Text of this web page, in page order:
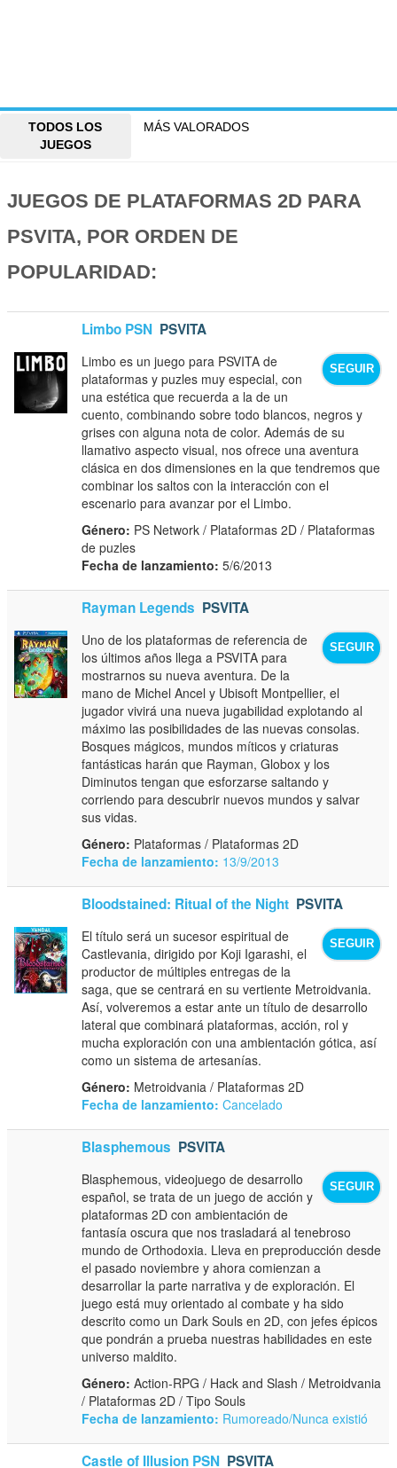
TODOS LOS
JUEGOS
MÁS VALORADOS
JUEGOS DE PLATAFORMAS 2D PARA
PSVITA, POR ORDEN DE
POPULARIDAD:
Limbo PSN PSVITA
SEGUIR
Limbo es un juego para PSVITA de
plataformas y puzles muy especial, con
una estética que recuerda a la de un
cuento, combinando sobre todo blancos, negros y
grises con alguna nota de color. Además de su
llamativo aspecto visual, nos ofrece una aventura
clásica en dos dimensiones en la que tendremos que
combinar los saltos con la interacción con el
escenario para avanzar por el Limbo.
Género: PS Network / Plataformas 2D / Plataformas
de puzles
Fecha de lanzamiento: 5/6/2013
Rayman Legends PSVITA
SEGUIR
Uno de los plataformas de referencia de
los últimos años llega a PSVITA para
mostrarnos su nueva aventura. De la
mano de Michel Ancel y Ubisoft Montpellier, el
jugador vivirá una nueva jugabilidad explotando al
máximo las posibilidades de las nuevas consolas.
Bosques mágicos, mundos míticos y criaturas
fantásticas harán que Rayman, Globox y los
Diminutos tengan que esforzarse saltando y
corriendo para descubrir nuevos mundos y salvar
sus vidas.
Género: Plataformas / Plataformas 2D
Fecha de lanzamiento: 13/9/2013
Bloodstained: Ritual of the Night PSVITA
SEGUIR
El título será un sucesor espiritual de
Castlevania, dirigido por Koji Igarashi, el
productor de múltiples entregas de la
saga, que se centrará en su vertiente Metroidvania.
Así, volveremos a estar ante un título de desarrollo
lateral que combinará plataformas, acción, rol y
mucha exploración con una ambientación gótica, así
como un sistema de artesanías.
Género: Metroidvania / Plataformas 2D
Fecha de lanzamiento: Cancelado
Blasphemous PSVITA
SEGUIR
Blasphemous, videojuego de desarrollo
español, se trata de un juego de acción y
plataformas 2D con ambientación de
fantasía oscura que nos trasladará al tenebroso
mundo de Orthodoxia. Lleva en preproducción desde
el pasado noviembre y ahora comienzan a
desarrollar la parte narrativa y de exploración. El
juego está muy orientado al combate y ha sido
descrito como un Dark Souls en 2D, con jefes épicos
que pondrán a prueba nuestras habilidades en este
universo maldito.
Género: Action-RPG / Hack and Slash / Metroidvania
/ Plataformas 2D / Tipo Souls
Fecha de lanzamiento: Rumoreado/Nunca existió
Castle of Illusion PSN PSVITA